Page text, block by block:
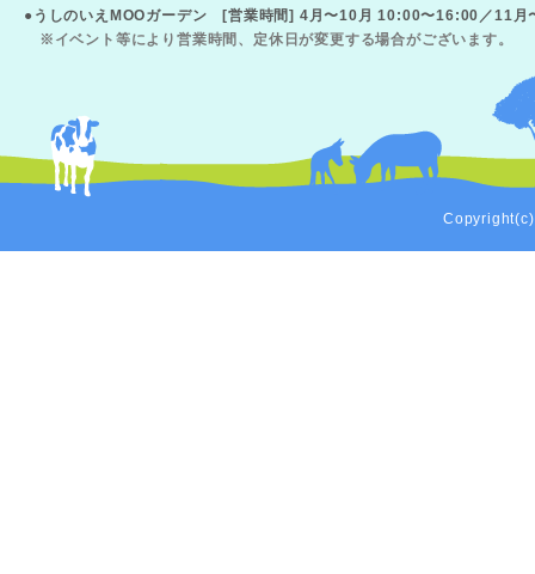
●うしのいえMOOガーデン [営業時間] 4月〜10月 10:00〜16:00／11
※イベント等により営業時間、定休日が変更する場合がございます。